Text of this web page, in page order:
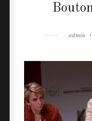
Author
admin